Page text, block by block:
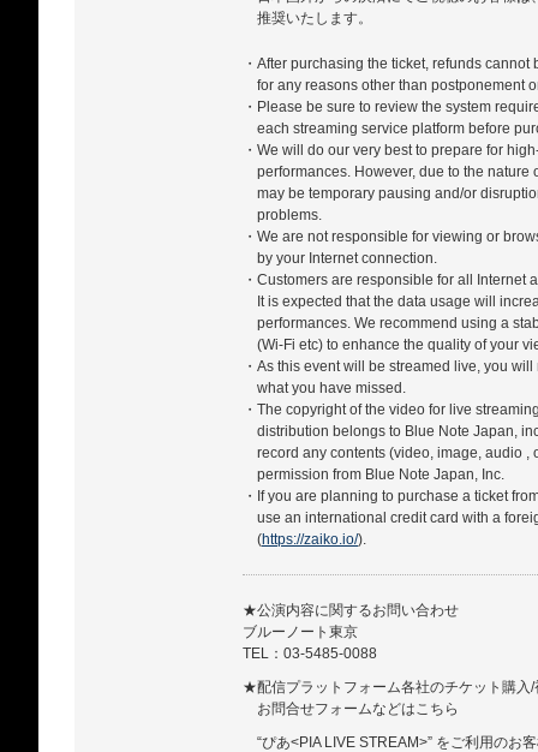
推奨いたします。
・After purchasing the ticket, refunds cannot
for any reasons other than postponement
・Please be sure to review the system
each streaming service platform before
・We will do our very best to prepare for
performances. However, due to the nature
may be temporary pausing and/or
problems.
・We are not responsible for viewing or
by your Internet connection.
・Customers are responsible for all Internet
It is expected that the data usage will
performances. We recommend using a
(Wi-Fi etc) to enhance the quality of your
・As this event will be streamed live, you
what you have missed.
・The copyright of the video for live
distribution belongs to Blue Note Japan,
record any contents (video, image, audio
permission from Blue Note Japan, Inc.
・If you are planning to purchase a ticket
use an international credit card with a
(https://zaiko.io/).
★公演内容に関するお問い合わせ
ブルーノート東京
TEL：03-5485-0088
★配信プラットフォーム各社のチケット購入/
お問合せフォームなどはこちら
“ぴあ<PIA LIVE STREAM>” をご利用のお